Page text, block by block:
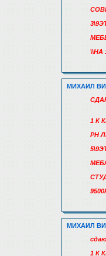
\\НА
МИХАИЛ
1 К
РН
МИХАИЛ
1 К